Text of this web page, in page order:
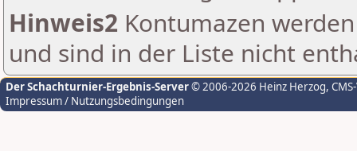
Hinweis2 Kontumazen
und sind in der Liste nicht
Der Schachturnier-Ergebnis-Server© 2006-2026 Heinz Herzog,
Impressum / Nutzungsbedingungen